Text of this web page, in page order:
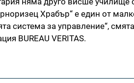
Храбър“ е един от
система за управление“,
BUREAU VERITAS.